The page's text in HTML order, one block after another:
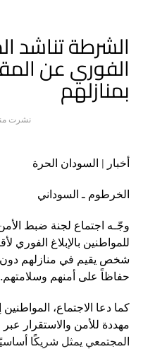
وأوضح أن إهمال ملاك الشقق
للوقوع في هذه
التعرف على هوية
وأضاف أن ظروف الحرب
السكنية وهو نشاط
السكن، لكن يجب أن يتم
أنشطة مشبوهة مخالفة
المفروشة، خالد يس، أن
المخالفات وهي مستمرة
ونصح يس، أصحاب المكاتب
على التنظيم والترخيص
الشرطة تناشد
الفوري عن
بمنازلهم
نشرت منذ
أخبار | السودان الحرة
الخرطوم ـ السوداني
وجّـه اجتماع لجنة ضبط
للمواطنين بالإبلاغ
شخص يقيم في منازلهم دون
حفاظاً على أمنهم وسلامتهم.
كما دعا الاجتماع،
المجتمعي يمثل شريكًا